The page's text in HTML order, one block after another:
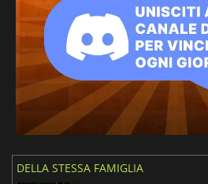
DELLA STESSA FAMIGLIA